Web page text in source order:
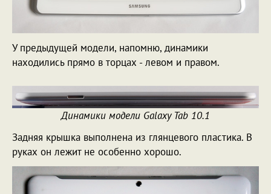
У предыдущей модели, напомню, динамики
находились прямо в торцах - левом и правом.
Динамики модели Galaxy Tab 10.1
Задняя крышка выполнена из глянцевого пластика. В
руках он лежит не особенно хорошо.